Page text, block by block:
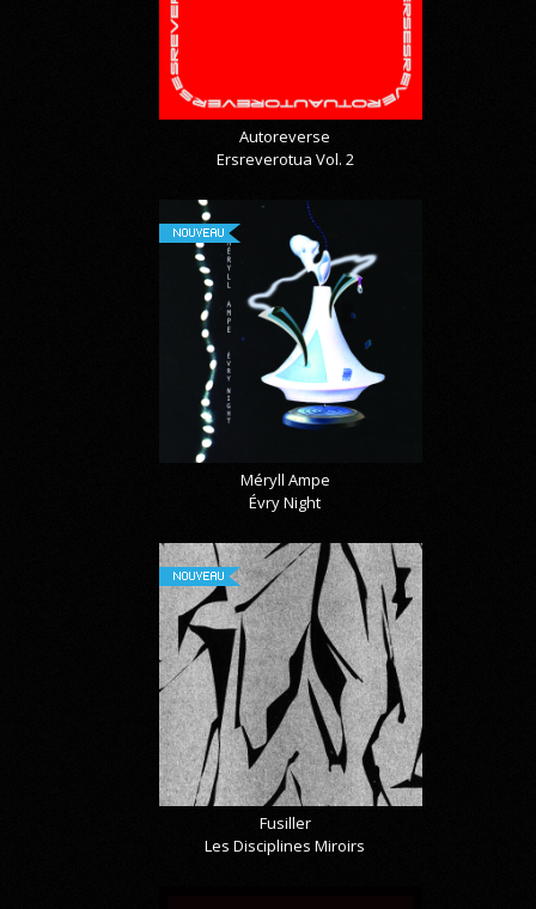
Autoreverse
Ersreverotua Vol. 2
NOUVEAU
Méryll Ampe
Évry Night
NOUVEAU
Fusiller
Les Disciplines Miroirs